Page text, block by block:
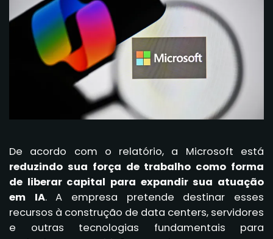
De acordo com o relatório, a Microsoft está
reduzindo sua força de trabalho como forma
de liberar capital para expandir sua atuação
em IA. A empresa pretende destinar esses
recursos à construção de data centers, servidores
e outras tecnologias fundamentais para